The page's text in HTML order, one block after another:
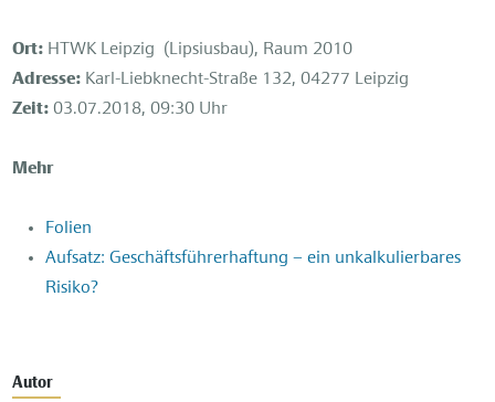
Ort: HTWK Leipzig (Lipsiusbau), Raum 2010
Adresse: Karl-Liebknecht-Straße 132, 04277 Leipzig
Zeit: 03.07.2018, 09:30 Uhr
Mehr
Folien
Aufsatz: Geschäftsführerhaftung – ein unkalkulierbares
Risiko?
Autor